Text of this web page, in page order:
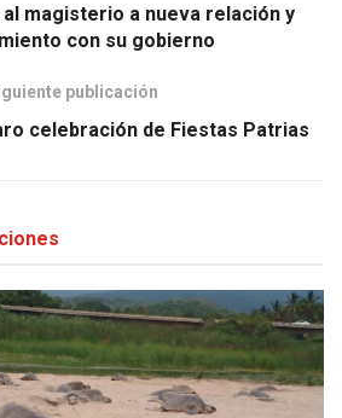
magisterio a nueva relación y
con su gobierno
publicación
celebración de Fiestas Patrias